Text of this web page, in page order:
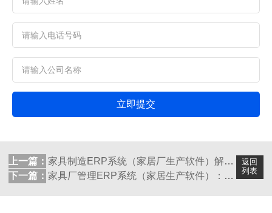
立即提交
返回
列表
上一篇： 家具制造ERP系统（家居厂生产软件）解决...
下一篇： 家具厂管理ERP系统（家居生产软件）：实...